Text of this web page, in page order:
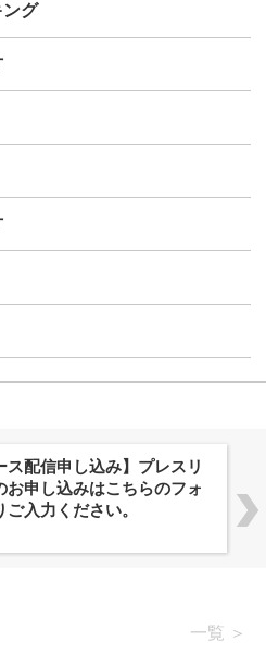
グ
PlnX、アジア最大級のグロ
カンファレンス
」とのコラボレーショ
一覧